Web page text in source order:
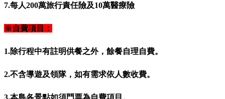
7.每人200萬旅行責任險及10萬醫療險
※自費項目：
1.除行程中有註明供餐之外，餘餐自理自費。
2.不含導遊及領隊，如有需求依人數收費。
3.本島各景點如須門票為自費項目。